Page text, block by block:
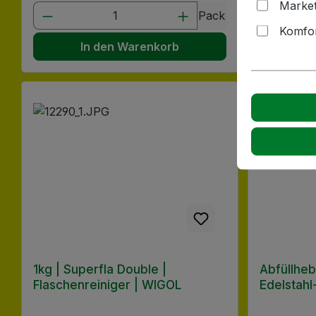
Produkt Anzahl: Gib den
Pack
In den Warenkorb
1kg | Superfla Double |
Flaschenreiniger | WIGOL